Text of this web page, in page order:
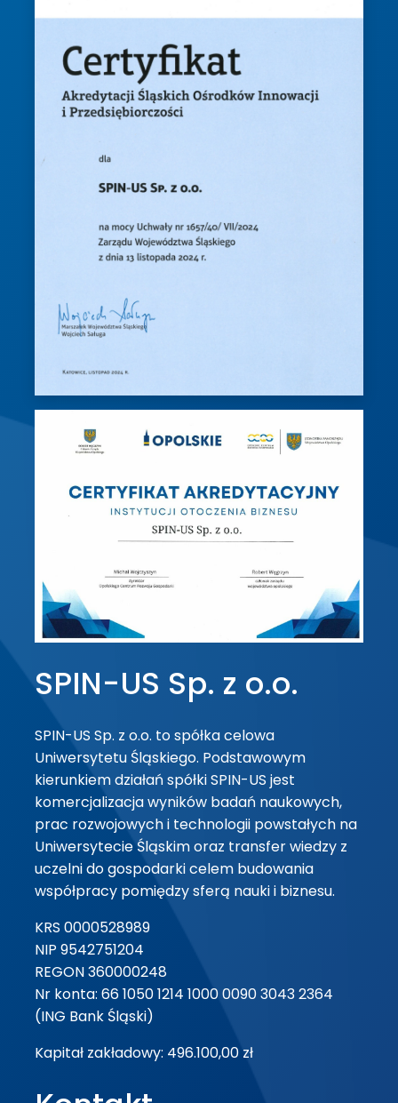
SPIN-US Sp. z o.o.
SPIN-US Sp. z o.o. to spółka celowa
Uniwersytetu Śląskiego. Podstawowym
kierunkiem działań spółki SPIN-US jest
komercjalizacja wyników badań naukowych,
prac rozwojowych i technologii powstałych na
Uniwersytecie Śląskim oraz transfer wiedzy z
uczelni do gospodarki celem budowania
współpracy pomiędzy sferą nauki i biznesu.
KRS 0000528989
NIP 9542751204
REGON 360000248
Nr konta: 66 1050 1214 1000 0090 3043 2364
(ING Bank Śląski)
Kapitał zakładowy: 496.100,00 zł